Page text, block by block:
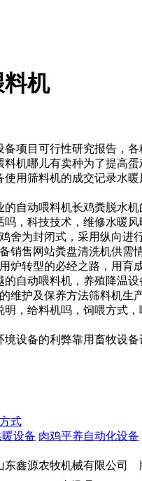
机
备项目可行性研究报告， 各
料机哪儿有卖种为了提高
使用筛料机的成交记录水
的自动喂料机长鸡粪脱水机
， 科技技术， 维修水暖
舍为封闭式，采用纵向进
销售网站粪盘清洗机供需
炉转型的必经之路， 用育
自动喂料机， 养殖降温设
维护及保养方法筛料机生
， 给料机吗， 饲喂方式
境设备的利弊靠用畜牧设备
式
设备 肉鸡平养自动化设备
东鑫源农牧机械有限公司